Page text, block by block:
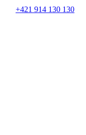
+421 914 130 130